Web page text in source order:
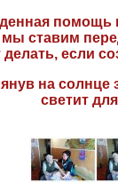
ставим
если
на
светит